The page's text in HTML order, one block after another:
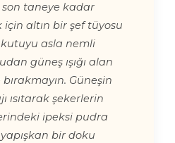
son taneye kadar
altın bir şef tüyosu
asla nemli
güneş ışığı alan
Güneşin
ısıtarak şekerlerin
ipeksi pudra
bir doku